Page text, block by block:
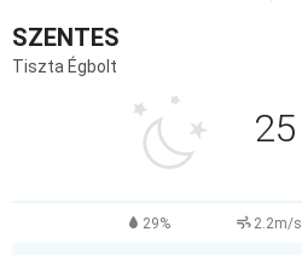
SZENTES
Tiszta Égbolt
25
29% 2.2m/s